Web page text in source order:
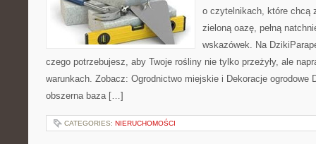
o czytelnikach, które chcą
zieloną oazę, pełną
wskazówek. Na
czego potrzebujesz, aby Twoje rośliny nie tylko przeżyły, ale
warunkach. Zobacz: Ogrodnictwo miejskie i Dekoracje ogrodowe
obszerna baza […]
CATEGORIES: NIERUCHOMOŚCI